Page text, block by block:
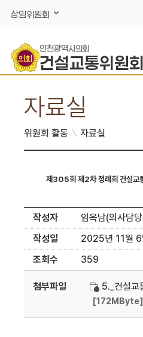
상임위원회
인천광역시의회
건설교통위원회
자료실
위원회 활동 자료실
제305회 제2차 정례회 건설교
작성자
임옥남(의사담
작성일
2025년 11월 6
조회수
359
첨부파일 5._건설
[172MByte]